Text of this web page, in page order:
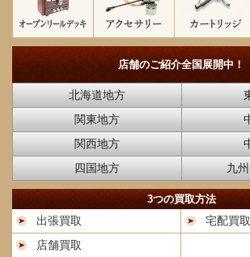
店舗のご紹介全国展開中！
北海道地方
関東地方
関西地方
四国地方
九
3つの買取方法
出張買取
宅配買取
店舗買取